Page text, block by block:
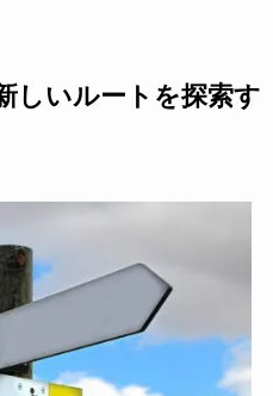
しいルートを探索す